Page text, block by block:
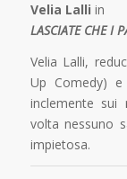
Velia Lalli in
LASCIATE CHE I
Velia Lalli,
Up Comedy)
inclemente sui
volta nessuno
impietosa.